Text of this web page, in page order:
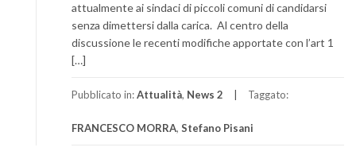
attualmente ai sindaci di piccoli comuni di candidarsi
senza dimettersi dalla carica. Al centro della
discussione le recenti modifiche apportate con l’art 1
[…]
Pubblicato in:Attualità, News 2 Taggato:
FRANCESCO MORRA, Stefano Pisani